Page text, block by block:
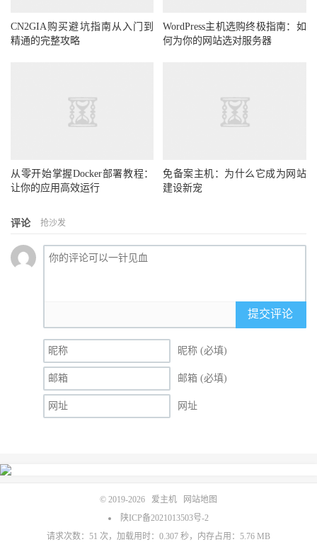
CN2GIA购买避坑指南从入门到
精通的完整攻略
WordPress主机选购终极指南：如
何为你的网站选对服务器
从零开始掌握Docker部署教程：
让你的应用高效运行
免备案主机：为什么它成为网站
建设新宠
评论 抢沙发
提交评论
昵称 (必填)
邮箱 (必填)
网址
© 2019-2026 爱主机
网站地图
陕ICP备2021013503号-2
请求次数：51 次，加载用时：0.307 秒，内存占用：5.76 MB